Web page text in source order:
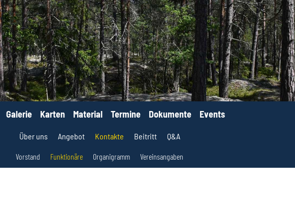
Galerie Karten Material Termine Dokumente Events
Über uns Angebot Kontakte Beitritt Q&A
Vorstand Funktionäre Organigramm Vereinsangaben